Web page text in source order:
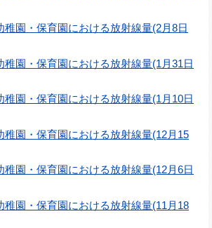
稚園・保育園における放射線量(2月8日
稚園・保育園における放射線量(1月31日
稚園・保育園における放射線量(1月10日
稚園・保育園における放射線量(12月15
稚園・保育園における放射線量(12月6日
稚園・保育園における放射線量(11月18